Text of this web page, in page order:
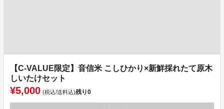
【C-VALUE限定】音信米 こしひかり×新鮮採れたて原木
しいたけセット
¥5,000 (税込/送料込)残り0